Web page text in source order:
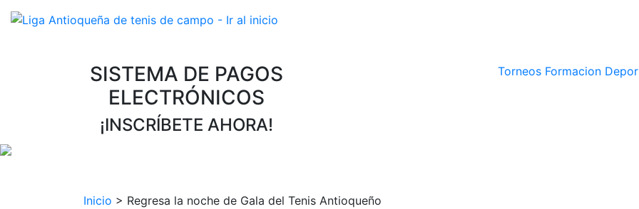
SISTEMA DE PAGOS
ELECTRÓNICOS
¡INSCRÍBETE AHORA!
Torneos Formacion
Inicio > Regresa la noche de Gala del Tenis Antioqueño